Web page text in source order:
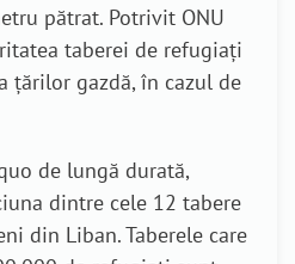
pătrat. Potrivit ONU
taberei de refugiați
țărilor gazdă, în cazul de
de lungă durată,
dintre cele 12 tabere
din Liban. Taberele care